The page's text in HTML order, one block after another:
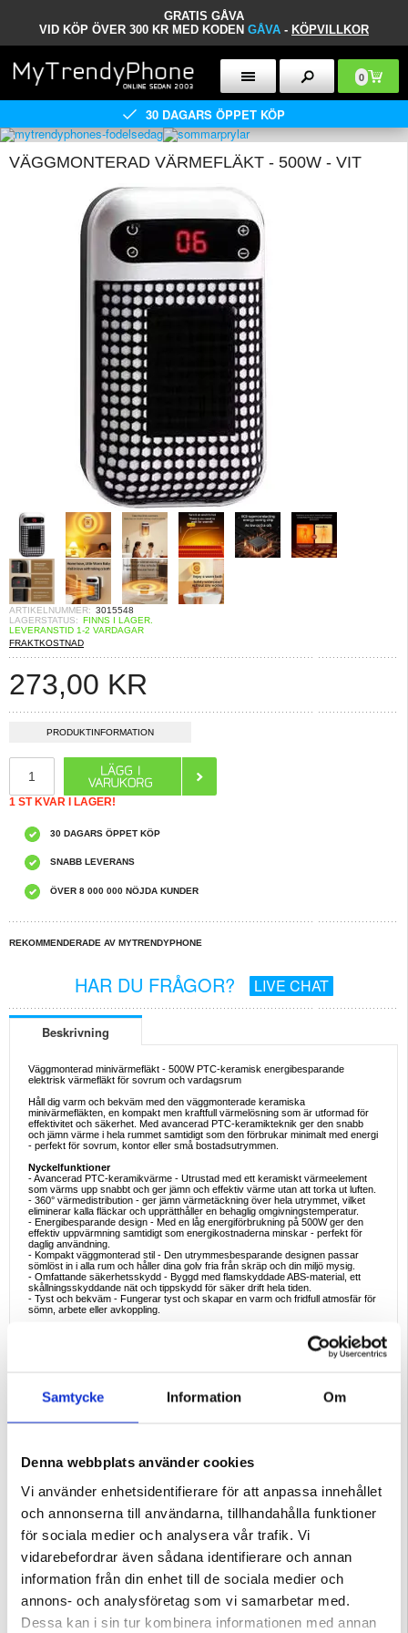
Samtycke Information Om
Denna webbplats använder cookies
Vi använder enhetsidentifierare för att anpassa innehållet
och annonserna till användarna, tillhandahålla funktioner
för sociala medier och analysera vår trafik. Vi
vidarebefordrar även sådana identifierare och annan
information från din enhet till de sociala medier och
annons- och analysföretag som vi samarbetar med.
Dessa kan i sin tur kombinera informationen med annan
GRATIS GÅVA
VID KÖP ÖVER 300 KR MED KODEN GÅVA - KÖPVILLKOR
0
30 DAGARS ÖPPET KÖP
VÄGGMONTERAD VÄRMEFLÄKT - 500W - VIT
ARTIKELNUMMER: 3015548
LAGERSTATUS: FINNS I LAGER.
LEVERANSTID 1-2 VARDAGAR
FRAKTKOSTNAD
273,00 KR
PRODUKTINFORMATION
1 ST KVAR I LAGER!
30 DAGARS ÖPPET KÖP
SNABB LEVERANS
ÖVER 8 000 000 NÖJDA KUNDER
REKOMMENDERADE AV MYTRENDYPHONE
HAR DU FRÅGOR? LIVE CHAT
Beskrivning
Väggmonterad minivärmefläkt - 500W PTC-keramisk energibesparande
elektrisk värmefläkt för sovrum och vardagsrum
Håll dig varm och bekväm med den väggmonterade keramiska
minivärmefläkten, en kompakt men kraftfull värmelösning som är utformad för
effektivitet och säkerhet. Med avancerad PTC-keramikteknik ger den snabb
och jämn värme i hela rummet samtidigt som den förbrukar minimalt med energi
- perfekt för sovrum, kontor eller små bostadsutrymmen.
Nyckelfunktioner
- Avancerad PTC-keramikvärme - Utrustad med ett keramiskt värmeelement
som värms upp snabbt och ger jämn och effektiv värme utan att torka ut luften.
- 360° värmedistribution - ger jämn värmetäckning över hela utrymmet, vilket
eliminerar kalla fläckar och upprätthåller en behaglig omgivningstemperatur.
- Energibesparande design - Med en låg energiförbrukning på 500W ger den
effektiv uppvärmning samtidigt som energikostnaderna minskar - perfekt för
daglig användning.
- Kompakt väggmonterad stil - Den utrymmesbesparande designen passar
sömlöst in i alla rum och håller dina golv fria från skräp och din miljö mysig.
- Omfattande säkerhetsskydd - Byggd med flamskyddade ABS-material, ett
skållningsskyddande nät och tippskydd för säker drift hela tiden.
- Tyst och bekväm - Fungerar tyst och skapar en varm och fridfull atmosfär för
sömn, arbete eller avkoppling.
- Värmeelement: PTC-keramik
- Värmeinställningar: 1 nivå
Perfekt för små rum, kontor och personliga utrymmen där snabb, tyst och
arbetar, studerar eller kopplar av hemma.
Varför du kommer att älska den
Den väggmonterade minifläktvärmaren kombinerar kompakt design,
energieffektivitet och avancerad keramisk teknik för att leverera riktad värme
var du än behöver den. Den är säker, tyst och enkel att installera och är ett
viktigt tillskott i alla moderna hem.
Intressant fakta
PTC-keramikvärmare (Positive Temperature Coefficient) är självreglerande,
vilket innebär att de automatiskt minskar strömförbrukningen när de når optimal
temperatur - vilket gör dem till en av de säkraste och mest energieffektiva
uppvärmningstekniker som finns.